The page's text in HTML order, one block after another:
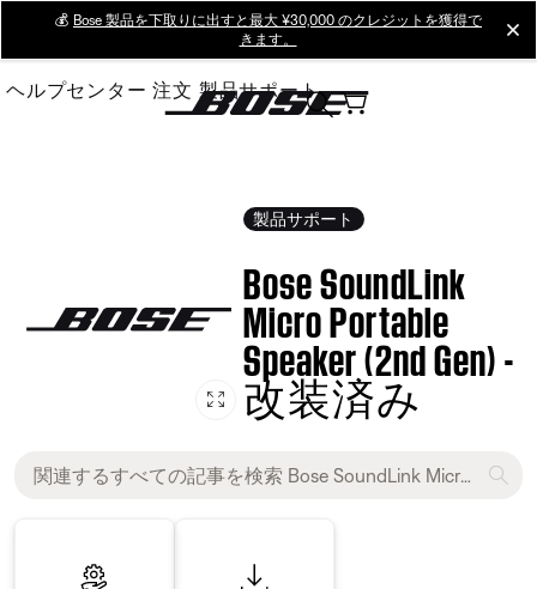
Main
💰 Bose 製品を下取りに出すと最大 ¥30,000 のクレジットを獲得で
きます。
ヘルプセンター 注文 製品サポート
製品サポート
Bose SoundLink
Micro Portable
Speaker (2nd Gen) -
改装済み